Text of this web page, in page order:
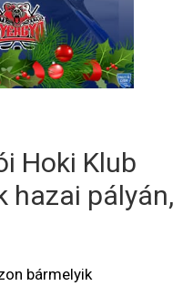
Hoki Klub
hazai pályán,
bármelyik